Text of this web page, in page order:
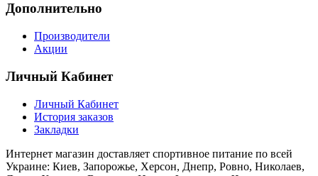
Дополнительно
Производители
Акции
Личный Кабинет
Личный Кабинет
История заказов
Закладки
Интернет магазин доставляет спортивное питание по всей
Украине: Киев, Запорожье, Херсон, Днепр, Ровно, Николаев,